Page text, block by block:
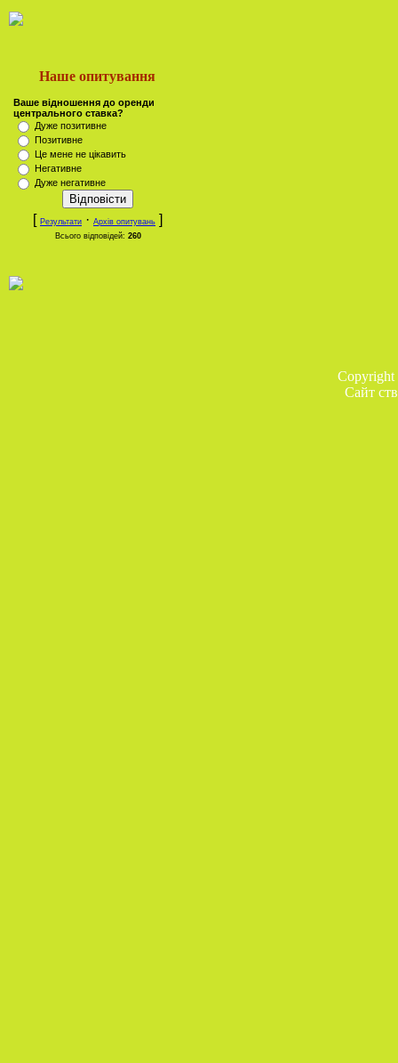
Наше опитування
Ваше відношення до оренди
центрального ставка?
Дуже позитивне
Позитивне
Це мене не цікавить
Негативне
Дуже негативне
[ Результати · Архів опитувань ]
Всього відповідей: 260
Сайт